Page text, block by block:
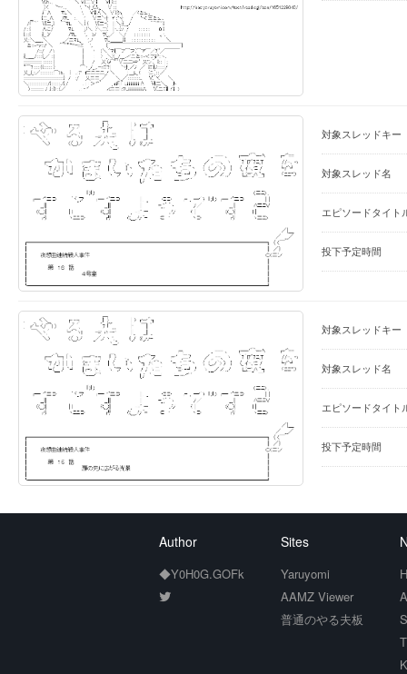
対象スレッドキー
対象スレッド名
エピソードタイト
投下予定時間
対象スレッドキー
対象スレッド名
エピソードタイト
投下予定時間
Author
◆Y0H0G.GOFk
Sites
Yaruyomi
AAMZ Viewer
普通のやる夫板